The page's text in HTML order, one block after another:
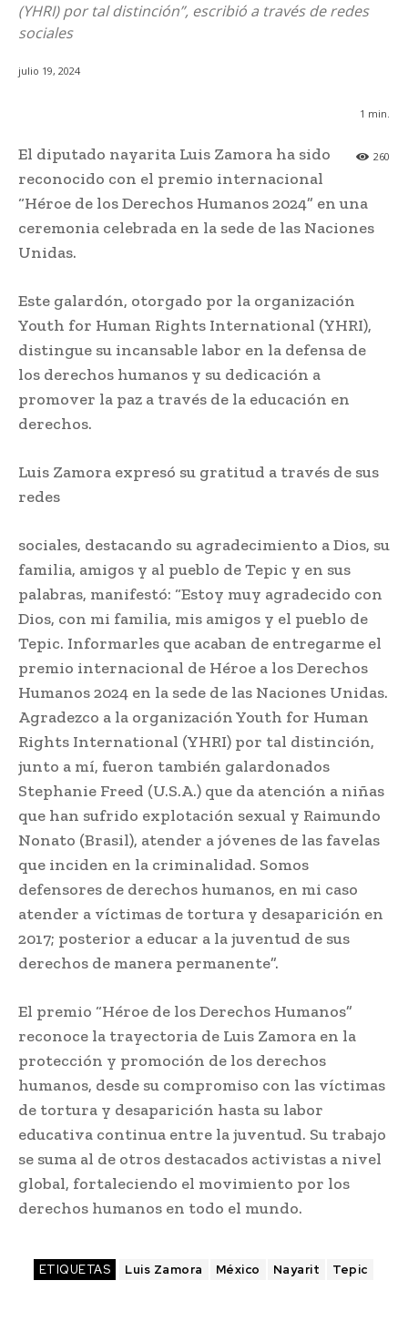
(YHRI) por tal distinción”, escribió a través de redes
sociales
julio 19, 2024
1 min.
260
El diputado nayarita Luis Zamora ha sido
reconocido con el premio internacional
“Héroe de los Derechos Humanos 2024” en una
ceremonia celebrada en la sede de las Naciones
Unidas.
Este galardón, otorgado por la organización
Youth for Human Rights International (YHRI),
distingue su incansable labor en la defensa de
los derechos humanos y su dedicación a
promover la paz a través de la educación en
derechos.
Luis Zamora expresó su gratitud a través de sus
redes
sociales, destacando su agradecimiento a Dios, su
familia, amigos y al pueblo de Tepic y en sus
palabras, manifestó: “Estoy muy agradecido con
Dios, con mi familia, mis amigos y el pueblo de
Tepic. Informarles que acaban de entregarme el
premio internacional de Héroe a los Derechos
Humanos 2024 en la sede de las Naciones Unidas.
Agradezco a la organización Youth for Human
Rights International (YHRI) por tal distinción,
junto a mí, fueron también galardonados
Stephanie Freed (U.S.A.) que da atención a niñas
que han sufrido explotación sexual y Raimundo
Nonato (Brasil), atender a jóvenes de las favelas
que inciden en la criminalidad. Somos
defensores de derechos humanos, en mi caso
atender a víctimas de tortura y desaparición en
2017; posterior a educar a la juventud de sus
derechos de manera permanente”.
El premio “Héroe de los Derechos Humanos”
reconoce la trayectoria de Luis Zamora en la
protección y promoción de los derechos
humanos, desde su compromiso con las víctimas
de tortura y desaparición hasta su labor
educativa continua entre la juventud. Su trabajo
se suma al de otros destacados activistas a nivel
global, fortaleciendo el movimiento por los
derechos humanos en todo el mundo.
ETIQUETAS Luis Zamora México Nayarit Tepic